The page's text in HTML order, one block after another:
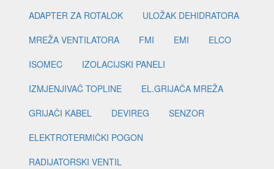
ADAPTER ZA ROTALOK
ULOŽAK DEHIDRATORA
MREŽA VENTILATORA
FMI EMI
ELCO
ISOMEC
IZOLACIJSKI PANELI
IZMJENJIVAČ TOPLINE
EL.GRIJAČA MREŽA
GRIJAČI KABEL
DEVIREG
SENZOR
ELEKTROTERMIČKI POGON
RADIJATORSKI VENTIL